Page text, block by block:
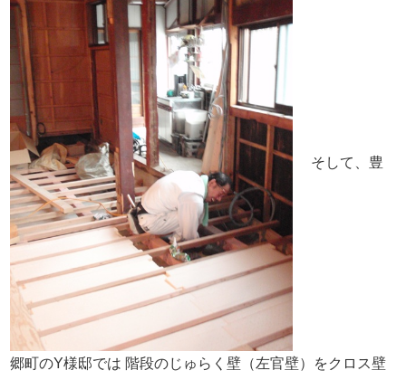
そして、豊
郷町のY様邸では 階段のじゅらく壁（左官壁）をクロス壁